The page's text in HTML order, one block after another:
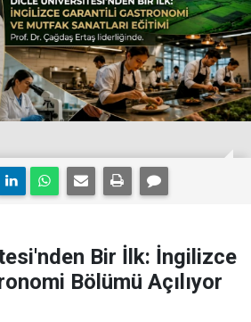
Bir İlk: İngilizce
Bölümü Açılıyor